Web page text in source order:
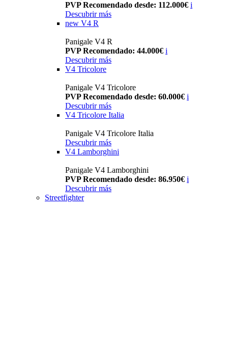
PVP Recomendado desde: 112.000€ i
Descubrir más
new V4 R
Panigale V4 R
PVP Recomendado: 44.000€ i
Descubrir más
V4 Tricolore
Panigale V4 Tricolore
PVP Recomendado desde: 60.000€ i
Descubrir más
V4 Tricolore Italia
Panigale V4 Tricolore Italia
Descubrir más
V4 Lamborghini
Panigale V4 Lamborghini
PVP Recomendado desde: 86.950€ i
Descubrir más
Streetfighter